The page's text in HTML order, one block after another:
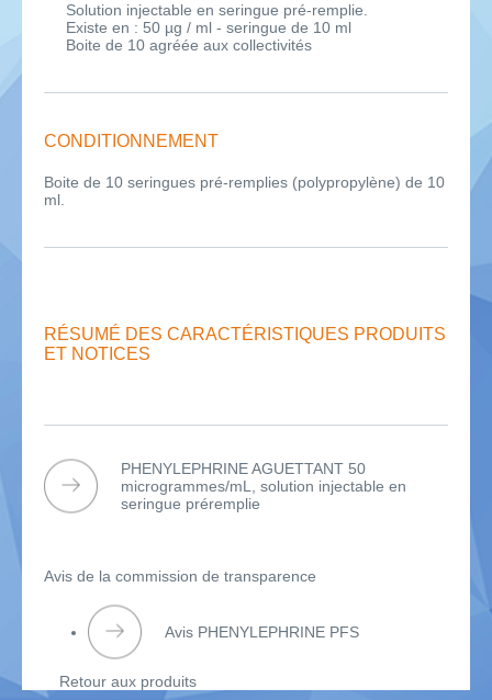
Solution injectable en seringue pré-remplie.
Existe en : 50 µg / ml - seringue de 10 ml
Boite de 10 agréée aux collectivités
CONDITIONNEMENT
Boite de 10 seringues pré-remplies (polypropylène) de 10
ml.
RÉSUMÉ DES CARACTÉRISTIQUES PRODUITS
ET NOTICES
PHENYLEPHRINE AGUETTANT 50
microgrammes/mL, solution injectable en
seringue préremplie
Avis de la commission de transparence
Avis PHENYLEPHRINE PFS
Retour aux produits